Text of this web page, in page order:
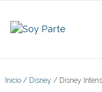
content
Inicio / Disney / Disney